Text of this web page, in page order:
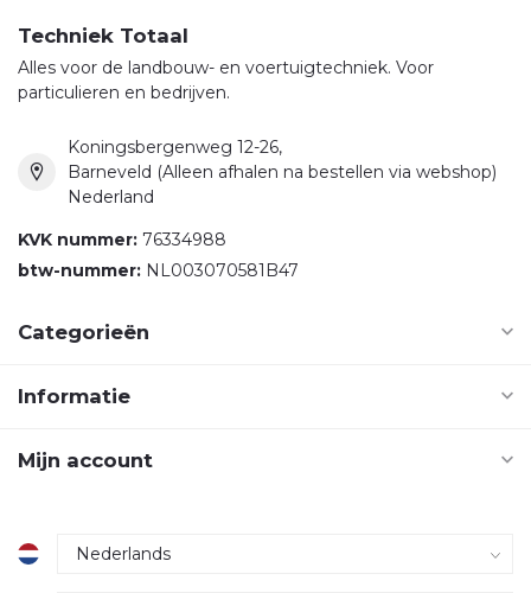
Techniek Totaal
Alles voor de landbouw- en voertuigtechniek. Voor
particulieren en bedrijven.
Koningsbergenweg 12-26,
Barneveld (Alleen afhalen na bestellen via webshop)
Nederland
KVK nummer: 76334988
btw-nummer: NL003070581B47
Categorieën
Informatie
Mijn account